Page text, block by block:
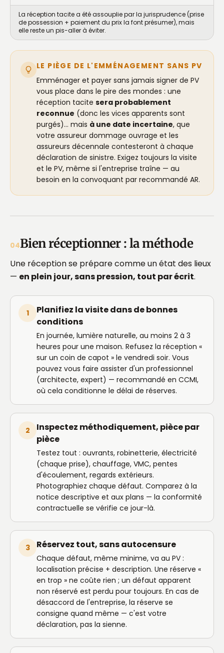
La réception tacite a été assouplie par la jurisprudence (prise
de possession + paiement du prix la font présumer), mais
elle reste un pis-aller à éviter.
LE PIÈGE DE L'EMMÉNAGEMENT SANS PV
Emménager et payer sans jamais signer de PV
vous place dans le pire des mondes : une
réception tacite sera probablement
reconnue (donc les vices apparents sont
purgés)… mais à une date incertaine, que
votre assureur dommage ouvrage et les
assureurs décennale contesteront à chaque
déclaration de sinistre. Exigez toujours la visite
et le PV, même si l'entreprise traîne — au
besoin en la convoquant par recommandé AR.
04Bien réceptionner : la méthode
Une réception se prépare comme un état des lieux
— en plein jour, sans pression, tout par écrit.
1
Planifiez la visite dans de bonnes
conditions
En journée, lumière naturelle, au moins 2 à 3
heures pour une maison. Refusez la réception «
sur un coin de capot » le vendredi soir. Vous
pouvez vous faire assister d'un professionnel
(architecte, expert) — recommandé en CCMI,
où cela conditionne le délai de réserves.
2
Inspectez méthodiquement, pièce par
pièce
Testez tout : ouvrants, robinetterie, électricité
(chaque prise), chauffage, VMC, pentes
d'écoulement, regards extérieurs.
Photographiez chaque défaut. Comparez à la
notice descriptive et aux plans — la conformité
contractuelle se vérifie ce jour-là.
3 Réservez tout, sans autocensure
Chaque défaut, même minime, va au PV :
localisation précise + description. Une réserve «
en trop » ne coûte rien ; un défaut apparent
non réservé est perdu pour toujours. En cas de
désaccord de l'entreprise, la réserve se
consigne quand même — c'est votre
déclaration, pas la sienne.